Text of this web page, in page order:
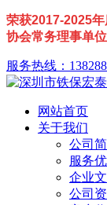
荣获2017-2025
协会常务理事单
服务热线：
网站首页
关于我们
公司
服务
企业
公司